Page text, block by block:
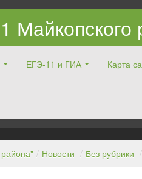
ЕГЭ-11 и ГИА Карта
/ Новости / Без рубрики /